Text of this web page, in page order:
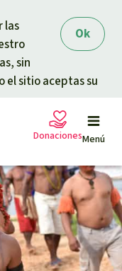
Ok
las
sin
el sitio aceptas su
Menú
Donaciones